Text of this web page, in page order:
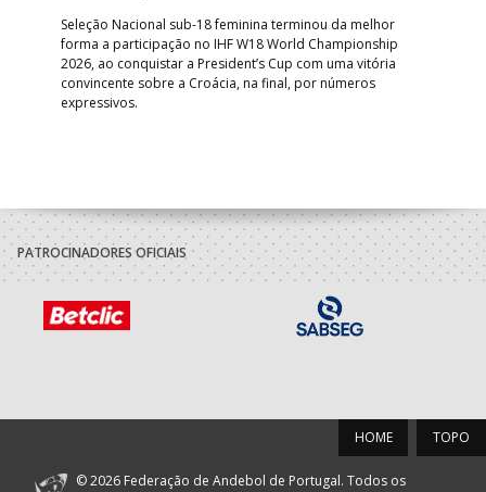
Seleção Nacional sub-18 feminina terminou da melhor
forma a participação no IHF W18 World Championship
2026, ao conquistar a President’s Cup com uma vitória
convincente sobre a Croácia, na final, por números
expressivos.
PATROCINADORES OFICIAIS
TOPO
HOME
© 2026 Federação de Andebol de Portugal. Todos os